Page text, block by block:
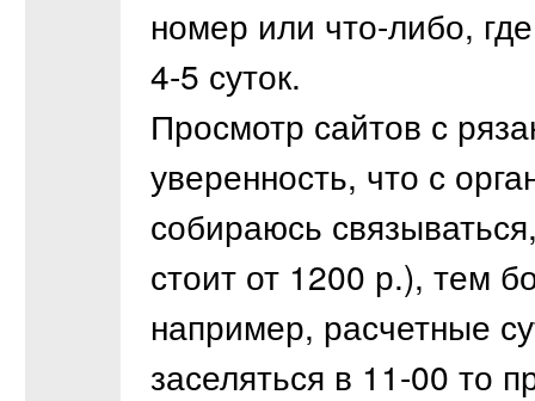
номер или что-либо,
4-5 суток.
Просмотр сайтов с
уверенность, что с
собираюсь
стоит от 1200 р.), тем
например, расчетные
заселяться в 11-00 то